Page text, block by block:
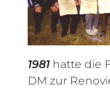
1981 hatte die
DM zur